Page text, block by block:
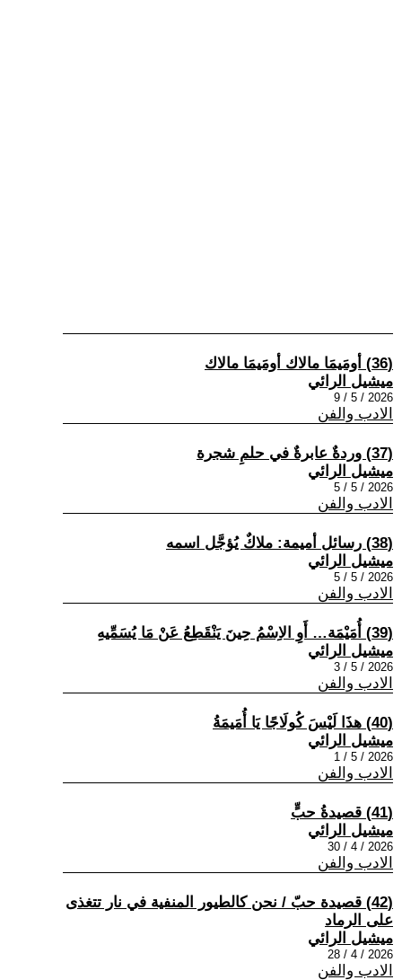
(36) أومَيمَا مالاك أومَيمَا مالاك
ميشيل الرائي
2026 / 5 / 9
الادب والفن
(37) وردةٌ عابرةٌ في حلمِ شجرة
ميشيل الرائي
2026 / 5 / 5
الادب والفن
(38) رسائل أميمة: ملاكٌ يُؤجَّل اسمه
ميشيل الرائي
2026 / 5 / 5
الادب والفن
(39) أُمَيْمَة… أَوِ الاِسْمُ حِينَ يَنْقَطِعُ عَنْ مَا يُسَمِّيهِ
ميشيل الرائي
2026 / 5 / 3
الادب والفن
(40) هذَا لَيْسَ كُولَاجًا يَا أُمَيمَةُ
ميشيل الرائي
2026 / 5 / 1
الادب والفن
(41) قصيدةُ حبٍّ
ميشيل الرائي
2026 / 4 / 30
الادب والفن
(42) قصيدة حبّ / نحن كالطيور المنفية في نار تتغذى
على الرماد
ميشيل الرائي
2026 / 4 / 28
الادب والفن